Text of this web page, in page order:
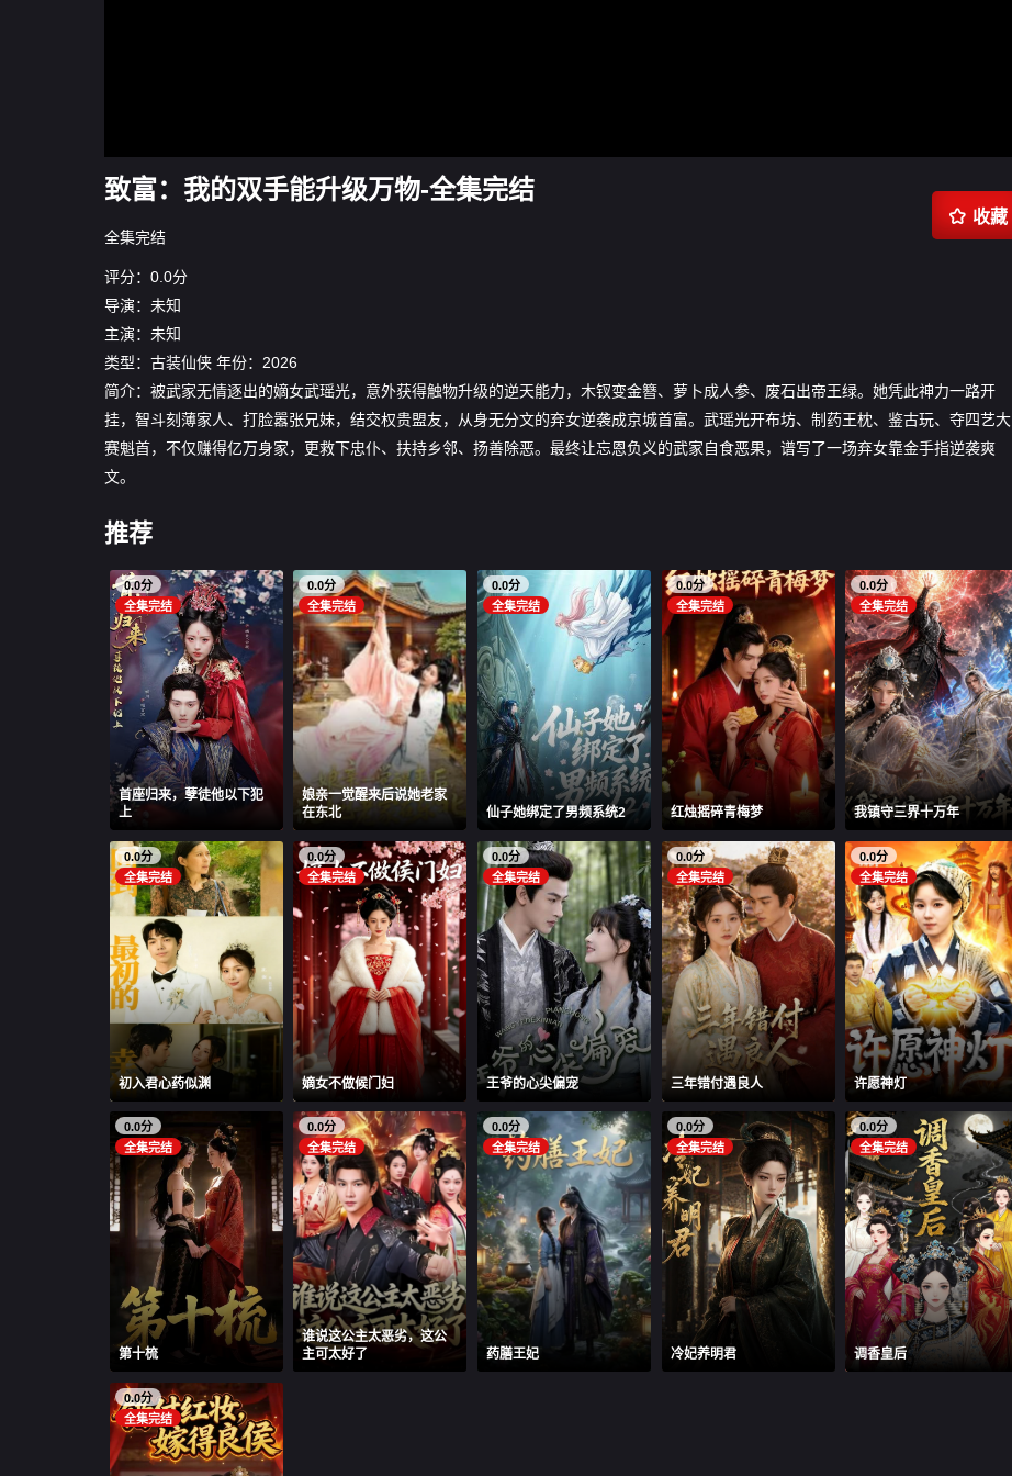
致富：我的双手能升级万物-全集完结
全集完结
 收藏
评分：0.0分
导演：未知
主演：未知
类型： 古装仙侠 年份： 2026
简介：被武家无情逐出的嫡女武瑶光，意外获得触物升级的逆天能力，木钗变金簪、萝卜成人参、废石出帝王绿。她凭此神力一路开
挂，智斗刻薄家人、打脸嚣张兄妹，结交权贵盟友，从身无分文的弃女逆袭成京城首富。武瑶光开布坊、制药王枕、鉴古玩、夺四艺大
赛魁首，不仅赚得亿万身家，更救下忠仆、扶持乡邻、扬善除恶。最终让忘恩负义的武家自食恶果，谱写了一场弃女靠金手指逆袭爽
文。
推荐
0.0分
全集完结
首座归来，孽徒他以下犯
上
0.0分
全集完结
娘亲一觉醒来后说她老家
在东北
0.0分
全集完结
仙子她绑定了男频系统2
0.0分
全集完结
红烛摇碎青梅梦
0.0分
全集完结
我镇守三界十万年
0.0分
全集完结
初入君心药似渊
0.0分
全集完结
嫡女不做候门妇
0.0分
全集完结
王爷的心尖偏宠
0.0分
全集完结
三年错付遇良人
0.0分
全集完结
许愿神灯
0.0分
全集完结
第十梳
0.0分
全集完结
谁说这公主太恶劣，这公
主可太好了
0.0分
全集完结
药膳王妃
0.0分
全集完结
冷妃养明君
0.0分
全集完结
调香皇后
0.0分
全集完结